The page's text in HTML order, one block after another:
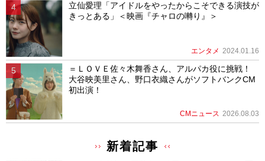
立仙愛理「アイドルをやったからこそできる演技が
きっとある」＜映画『チャロの囀り』＞
エンタメ 2024.01.16
＝ＬＯＶＥ佐々木舞香さん、アルパカ役に挑戦！
大谷映美里さん、野口衣織さんがソフトバンクCM
初出演！
CMニュース 2026.08.03
新着記事